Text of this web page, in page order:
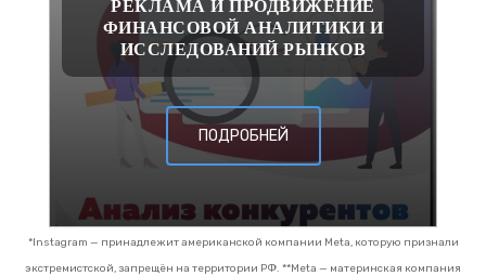
РЕКЛАМА И ПРОДВИЖЕНИЕ
ФИНАНСОВОЙ АНАЛИТИКИ И
ИССЛЕДОВАНИЙ РЫНКОВ
ПОДРОБНЕЙ
*Instagram — принадлежит американской компании Meta, которую признали
экстремистской, запрещён на территории РФ. **Meta — материнская компания